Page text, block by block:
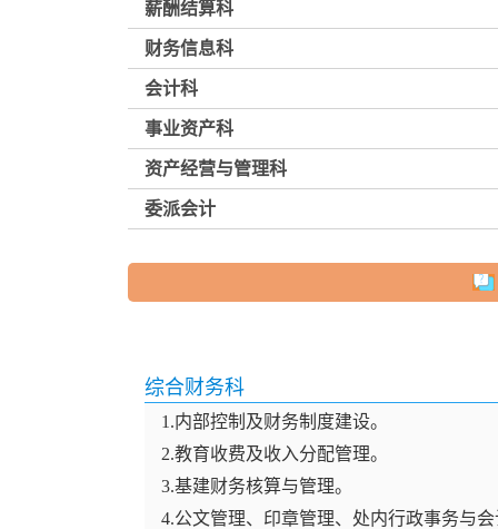
薪酬结算科
财务信息科
会计科
事业资产科
资产经营与管理科
委派会计
综合财务科
1.内部控制及财务制度建设。
2.教育收费及收入分配管理。
3.基建财务核算与管理。
4.公文管理、印章管理、处内行政事务与